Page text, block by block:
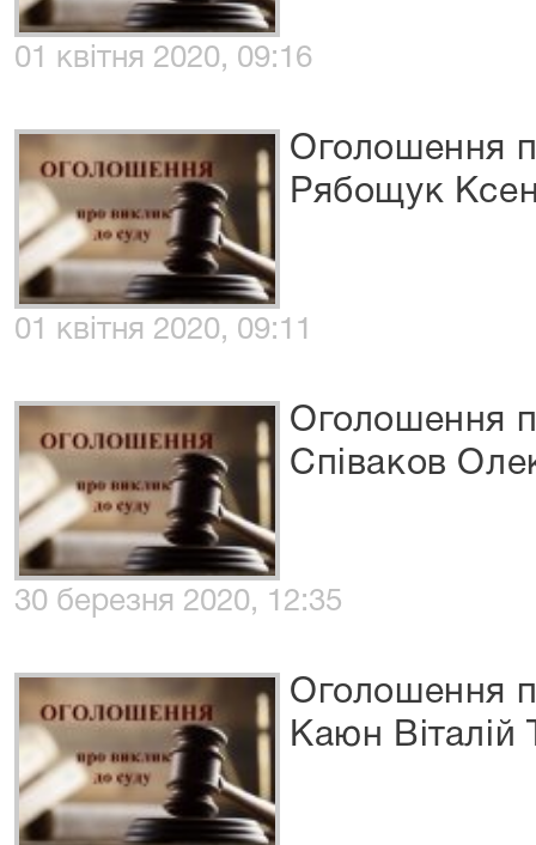
01 квітня 2020, 09:16
Оголошення
Рябощук
01 квітня 2020, 09:11
Оголошення
Співаков
30 березня 2020, 12:35
Оголошення
Каюн Віталій